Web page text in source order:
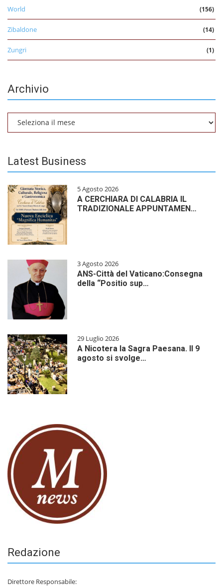
World (156)
Zibaldone (14)
Zungri (1)
Archivio
Archivio
Latest Business
5 Agosto 2026
A CERCHIARA DI CALABRIA IL
TRADIZIONALE APPUNTAMEN…
3 Agosto 2026
ANS-Città del Vaticano:Consegna
della “Positio sup…
29 Luglio 2026
A Nicotera la Sagra Paesana. Il 9
agosto si svolge…
Redazione
Direttore Responsabile: